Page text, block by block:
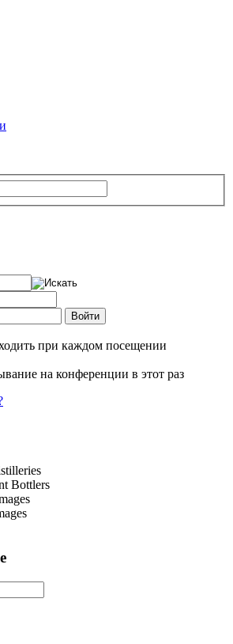
при каждом посещении
на конференции в этот раз
Bottlers